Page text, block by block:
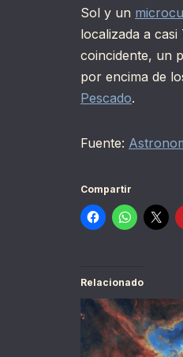
Sol y un
localizada a casi
coincidente, un
por encima de
Pescado.
Fuente:
Compartir
Relacionado